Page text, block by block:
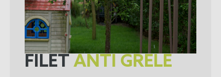
FILET ANTI GRÊLE